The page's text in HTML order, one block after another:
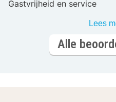
Gastvrijheid en service
Lees
Alle